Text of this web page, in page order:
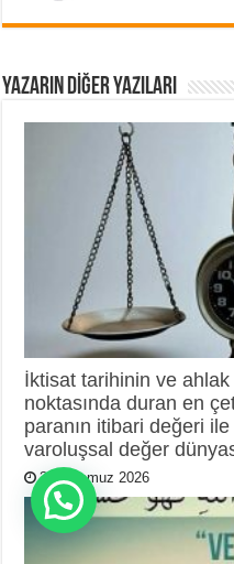
YAZARIN DIĞER YAZILARI
İktisat tarihinin ve
noktasında duran en
paranın itibari değeri
varoluşsal değer
31 Temmuz 2026